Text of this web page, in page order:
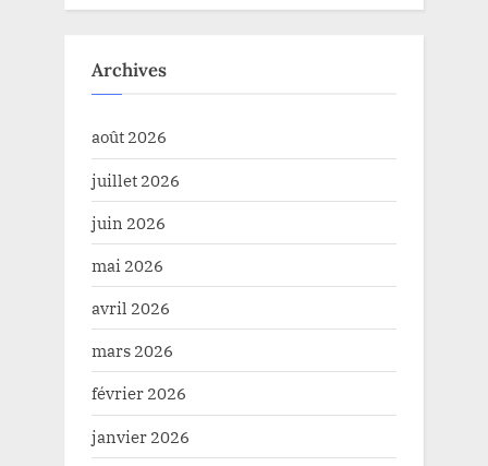
Archives
août 2026
juillet 2026
juin 2026
mai 2026
avril 2026
mars 2026
février 2026
janvier 2026